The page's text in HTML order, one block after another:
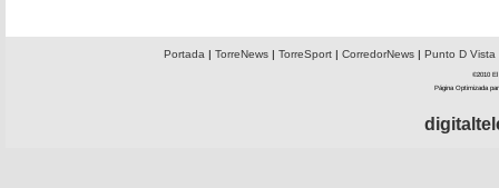
Portada | TorreNews| TorreSport| CorredorNews| Punto D Vista
©2010 El
Página Optimizada